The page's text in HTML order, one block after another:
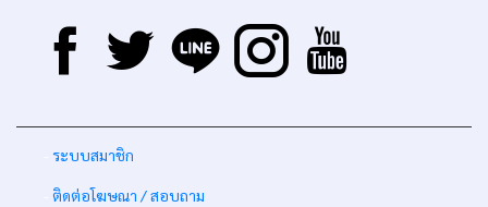
ระบบสมาชิก
ติดต่อโฆษณา / สอบถาม